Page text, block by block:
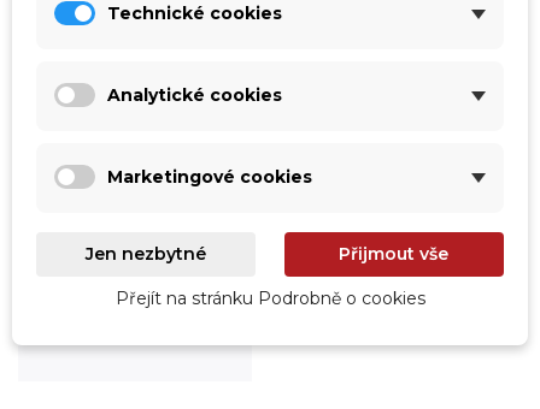
Roboty
Prohlédnout
Technické cookies
Analytické cookies
Marketingové cookies
Jen nezbytné Přijmout vše
Přejít na stránku Podrobně o cookies